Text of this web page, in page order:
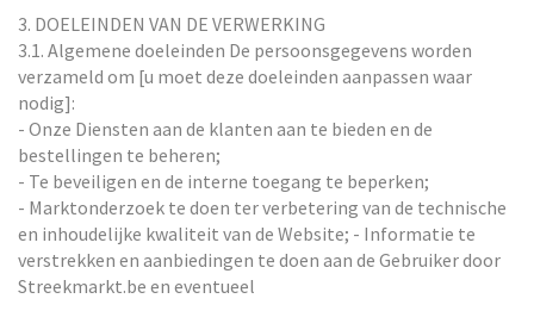
3. DOELEINDEN VAN DE VERWERKING
3.1. Algemene doeleinden De persoonsgegevens worden
verzameld om [u moet deze doeleinden aanpassen waar
nodig]:
- Onze Diensten aan de klanten aan te bieden en de
bestellingen te beheren;
- Te beveiligen en de interne toegang te beperken;
- Marktonderzoek te doen ter verbetering van de technische
en inhoudelijke kwaliteit van de Website; - Informatie te
verstrekken en aanbiedingen te doen aan de Gebruiker door
Streekmarkt.be en eventueel